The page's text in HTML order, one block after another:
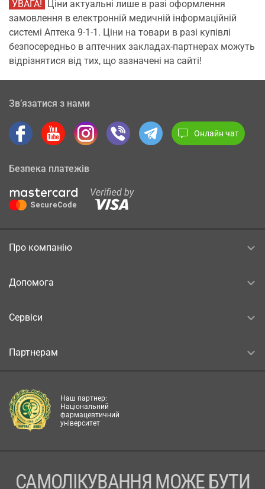
УВАГА! Ціни актуальні лише в разі оформлення
замовлення в електронній медичній інформаційній
системі Аптека 9-1-1. Ціни на товари в разі купівлі
безпосередньо в аптечних закладах-партнерах можуть
відрізнятися від тих, що зазначені на сайті!
Зв’язатися з нами
Онлайн чат
Безпека платежів
Про компанію
Допомога
Сервіси
Партнерам
Наш партнер:
Національний
фармацевтичний
університет
САМОЛІКУВАННЯ МОЖЕ БУТИ